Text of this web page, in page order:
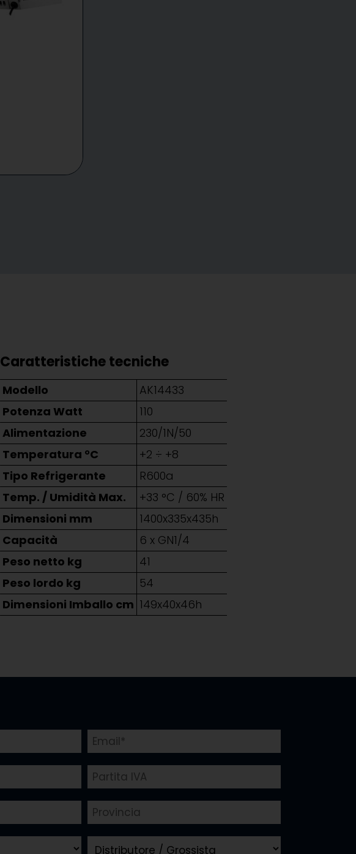
Caratteristiche tecniche
Modello
AK14433
Potenza Watt
110
Alimentazione
230/1N/50
Temperatura °C
+2 ÷ +8
Tipo Refrigerante
R600a
Temp. / Umidità Max.
+33 °C / 60% HR
Dimensioni mm
1400x335x435h
Capacità
6 x GN1/4
Peso netto kg
41
Peso lordo kg
54
Dimensioni Imballo cm 149x40x46h